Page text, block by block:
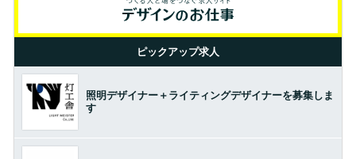
ピックアップ求人
照明デザイナー＋ライティングデザイナーを募集しま
す